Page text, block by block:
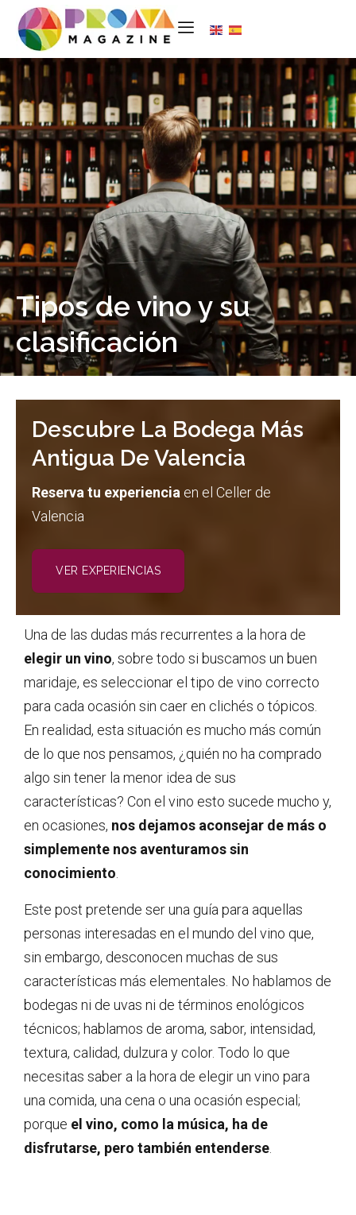
Tipos de vino y su
clasificación
Descubre La Bodega Más
Antigua De Valencia
Reserva tu experiencia en el Celler de
Valencia
VER EXPERIENCIAS
Una de las dudas más recurrentes a la hora de
elegir un vino, sobre todo si buscamos un buen
maridaje, es seleccionar el tipo de vino correcto
para cada ocasión sin caer en clichés o tópicos.
En realidad, esta situación es mucho más común
de lo que nos pensamos, ¿quién no ha comprado
algo sin tener la menor idea de sus
características? Con el vino esto sucede mucho y,
en ocasiones, nos dejamos aconsejar de más o
simplemente nos aventuramos sin
conocimiento
Este post pretende ser una guía para aquellas
personas interesadas en el mundo del vino que,
sin embargo, desconocen muchas de sus
características más elementales. No hablamos de
bodegas ni de uvas ni de términos enológicos
técnicos; hablamos de aroma, sabor, intensidad,
textura, calidad, dulzura y color. Todo lo que
necesitas saber a la hora de elegir un vino para
una comida, una cena o una ocasión especial;
porque el vino, como la música, ha de
disfrutarse, pero también entenderse